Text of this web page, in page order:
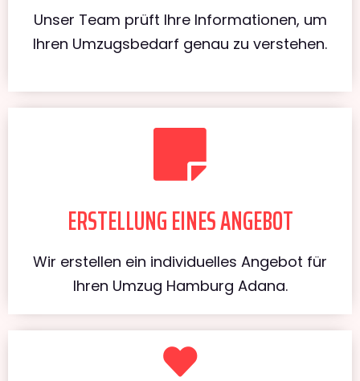
Unser Team prüft Ihre Informationen, um
Ihren Umzugsbedarf genau zu verstehen.
ERSTELLUNG EINES ANGEBOT
Wir erstellen ein individuelles Angebot für
Ihren Umzug Hamburg Adana.